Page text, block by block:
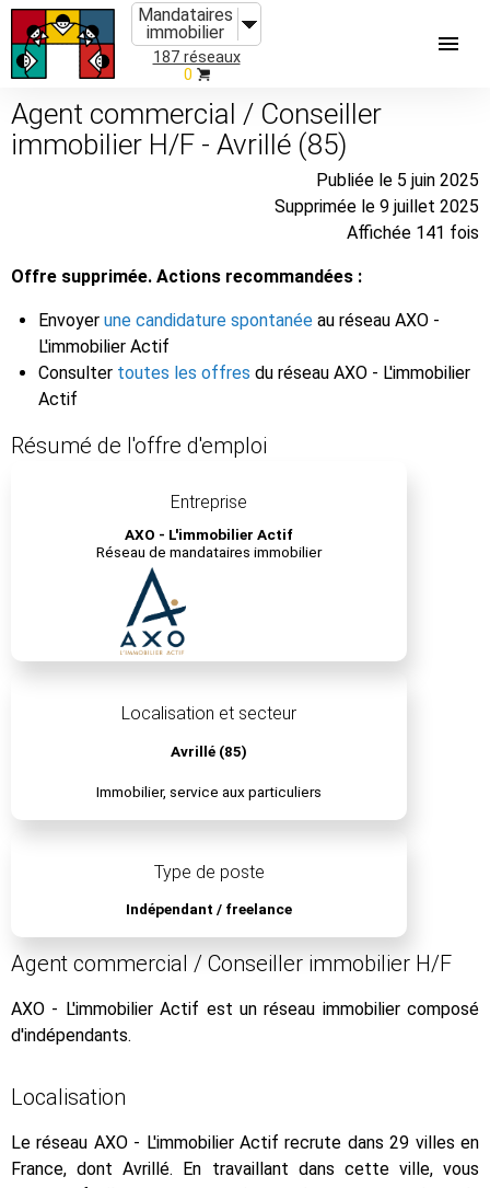
Mandataires
immobilier
187 réseaux
0
Agent commercial / Conseiller
immobilier H/F - Avrillé (85)
Publiée le 5 juin 2025
Supprimée le 9 juillet 2025
Affichée 141 fois
Offre supprimée. Actions recommandées :
Envoyer une candidature spontanée au réseau AXO -
L'immobilier Actif
Consulter toutes les offres du réseau AXO - L'immobilier
Actif
Résumé de l'offre d'emploi
Entreprise
AXO - L'immobilier Actif
Réseau de mandataires immobilier
Localisation et secteur
Avrillé (85)
Immobilier, service aux particuliers
Type de poste
Indépendant / freelance
Agent commercial / Conseiller immobilier H/F
AXO - L'immobilier Actif est un réseau immobilier composé
d'indépendants.
Localisation
Le réseau AXO - L'immobilier Actif recrute dans 29 villes en
France, dont Avrillé. En travaillant dans cette ville, vous